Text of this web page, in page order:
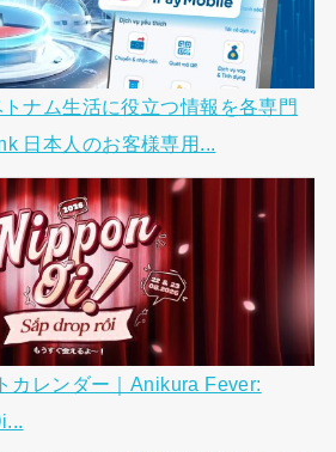
ナム生活に役立つ情報を各専門
日本人のお客様専用...
カレンダー｜Anikura Fever: